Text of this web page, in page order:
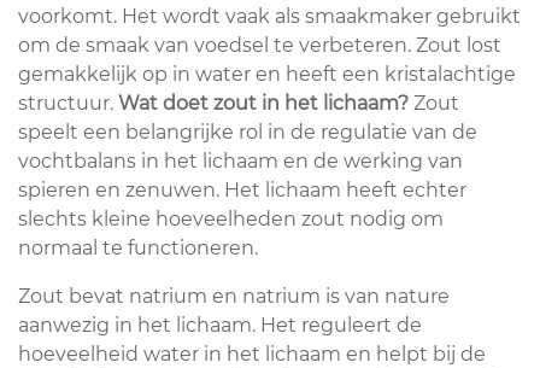
voorkomt. Het wordt vaak als smaakmaker gebruikt
om de smaak van voedsel te verbeteren. Zout lost
gemakkelijk op in water en heeft een kristalachtige
structuur. Wat doet zout in het lichaam? Zout
speelt een belangrijke rol in de regulatie van de
vochtbalans in het lichaam en de werking van
spieren en zenuwen. Het lichaam heeft echter
slechts kleine hoeveelheden zout nodig om
normaal te functioneren.
Zout bevat natrium en natrium is van nature
aanwezig in het lichaam. Het reguleert de
hoeveelheid water in het lichaam en helpt bij de